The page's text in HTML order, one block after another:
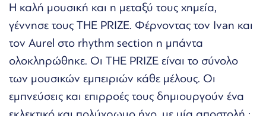
Η καλή μουσική και η μεταξύ τους χημεία,
γέννησε τους THE PRIZE. Φέρνοντας τον Ivan και
τον Aurel στο rhythm section η μπάντα
ολοκληρώθηκε. Οι THE PRIZE είναι το σύνολο
των μουσικών εμπειριών κάθε μέλους. Οι
εμπνεύσεις και επιρροές τους δημιουργούν ένα